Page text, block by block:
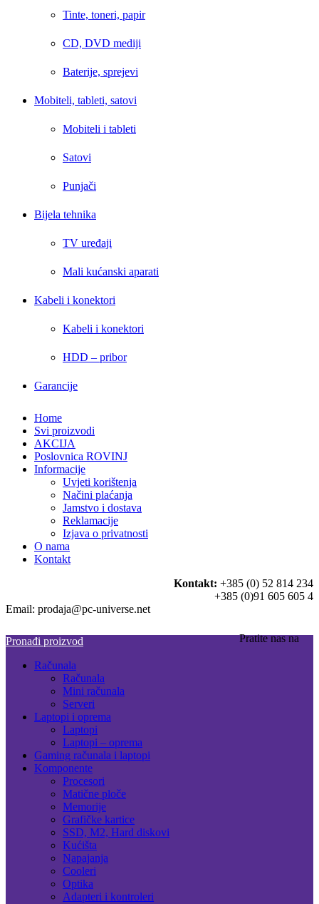
Tinte, toneri, papir
CD, DVD mediji
Baterije, sprejevi
Mobiteli, tableti, satovi
Mobiteli i tableti
Satovi
Punjači
Bijela tehnika
TV uređaji
Mali kućanski aparati
Kabeli i konektori
Kabeli i konektori
HDD – pribor
Garancije
Home
Svi proizvodi
AKCIJA
Poslovnica ROVINJ
Informacije
Uvjeti korištenja
Načini plaćanja
Jamstvo i dostava
Reklamacije
Izjava o privatnosti
O nama
Kontakt
Kontakt: +385 (0) 52 814 234
+385 (0)91 605 605 4
Email: prodaja@pc-universe.net
Pratite nas na
Pronađi proizvod
Računala
Računala
Mini računala
Serveri
Laptopi i oprema
Laptopi
Laptopi – oprema
Gaming računala i laptopi
Komponente
Procesori
Matične ploče
Memorije
Grafičke kartice
SSD, M2, Hard diskovi
Kućišta
Napajanja
Cooleri
Optika
Adapteri i kontroleri